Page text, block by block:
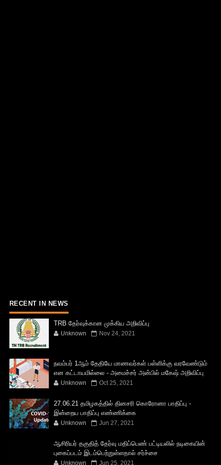
RECENT IN NEWS
TRB தேர்வுக்கான முக்கிய அறிவிப்பு
Unknown Nov 24, 2021
நவம்பர் 1ஆம் தேதியே மாணவர்கள் பள்ளிக்கு வரவேண்டும்
என கட்டாயமில்லை - அமைச்சர் அன்பில் மகேஷ் அறிவிப்பு
Unknown Oct 25, 2021
27.06.21 தமிழகத்தில் தினசரி கொரோனா பாதிப்பு -
இன்றைய பாதிப்பு எண்ணிக்கை
Unknown Jun 27, 2021
ஆசிரியர் தகுதித் தேர்வு மதிப்பெண் பட்டியலில் நடிகையின்
புகைப்படம் இடம்பெற்றுள்ளதால் சர்ச்சை
Unknown Jun 25, 2021